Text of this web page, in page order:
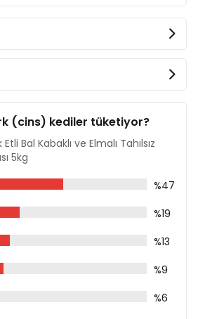
Tohumları %0,3
(cins) kediler tüketiyor?
Bal Kabaklı ve Elmalı Tahılsız
5kg
%47
%19
%13
%9
%6